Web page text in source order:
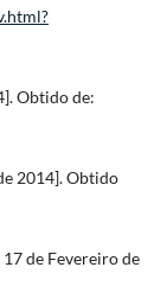
Obtido de:
2014]. Obtido
de Fevereiro de